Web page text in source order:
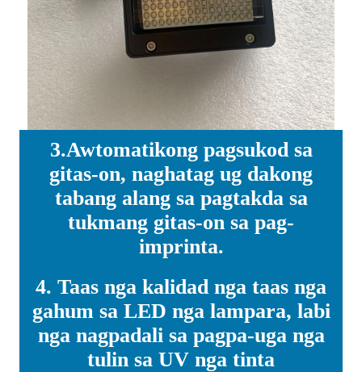
3.Awtomatikong pagsukod sa
gitas-on, naghatag ug dakong
tabang alang sa pagtakda sa
tukmang gitas-on sa pag-
imprinta.
4. Taas nga kalidad nga taas nga
gahum sa LED nga lampara, labi
nga nagpadali sa pagpa-uga nga
tulin sa UV nga tinta